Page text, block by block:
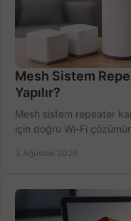
Mesh Sistem
Yapılır?
Mesh sistem repeater
için doğru Wi-Fi
3 Ağustos 2026